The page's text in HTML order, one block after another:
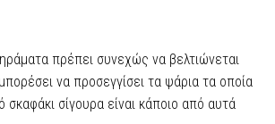
πρέπει συνεχώς να βελτιώνεται
να προσεγγίσει τα ψάρια τα οποία
σίγουρα είναι κάποιο από αυτά